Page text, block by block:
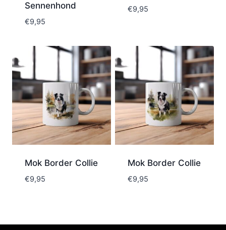
Sennenhond
€9,95
€9,95
Mok Border Collie
€9,95
Mok Border Collie
€9,95